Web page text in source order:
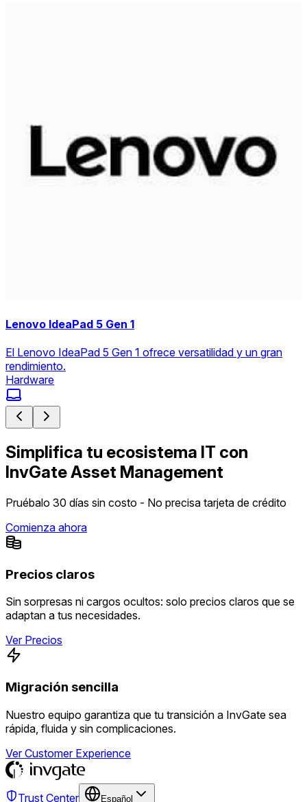
Lenovo IdeaPad 5 Gen 1
El Lenovo IdeaPad 5 Gen 1 ofrece versatilidad y un gran
rendimiento.
Hardware
Simplifica tu ecosistema IT con
InvGate Asset Management
Pruébalo 30 días sin costo - No precisa tarjeta de crédito
Comienza ahora
Precios claros
Sin sorpresas ni cargos ocultos: solo precios claros que se
adaptan a tus necesidades.
Ver Precios
Migración sencilla
Nuestro equipo garantiza que tu transición a InvGate sea
rápida, fluida y sin complicaciones.
Ver Customer Experience
Trust Center Español